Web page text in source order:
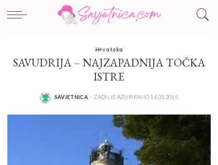
Hrvatska
SAVUDRIJA – NAJZAPADNIJA TOČKA
ISTRE
POSTED
SAVJETNICA ZADNJE AŽURIRANO 14.03.2019.